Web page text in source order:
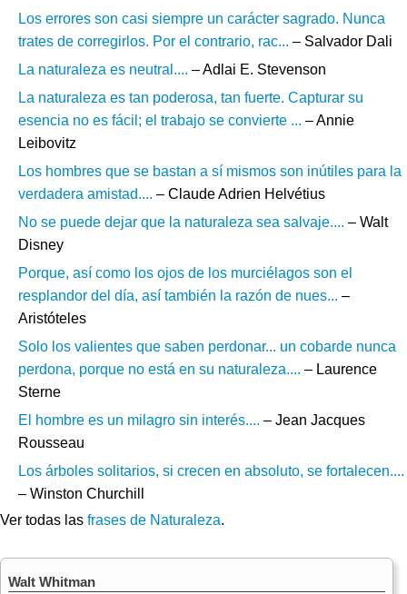
Los errores son casi siempre un carácter sagrado. Nunca
trates de corregirlos. Por el contrario, rac... – Salvador Dali
La naturaleza es neutral.... – Adlai E. Stevenson
La naturaleza es tan poderosa, tan fuerte. Capturar su
esencia no es fácil; el trabajo se convierte ... – Annie
Leibovitz
Los hombres que se bastan a sí mismos son inútiles para la
verdadera amistad.... – Claude Adrien Helvétius
No se puede dejar que la naturaleza sea salvaje.... – Walt
Disney
Porque, así como los ojos de los murciélagos son el
resplandor del día, así también la razón de nues... –
Aristóteles
Solo los valientes que saben perdonar... un cobarde nunca
perdona, porque no está en su naturaleza.... – Laurence
Sterne
El hombre es un milagro sin interés.... – Jean Jacques
Rousseau
Los árboles solitarios, si crecen en absoluto, se fortalecen....
– Winston Churchill
Ver todas las frases de Naturaleza.
Walt Whitman